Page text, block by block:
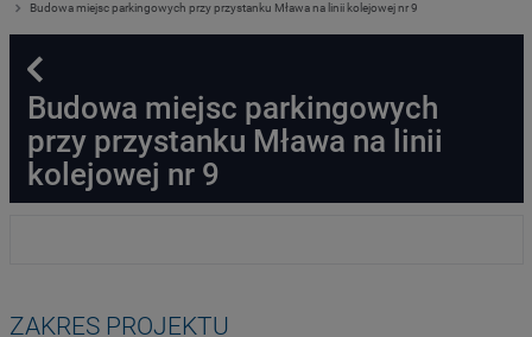
Budowa miejsc parkingowych przy przystanku Mława na linii kolejowej nr 9
Powrót
Budowa miejsc parkingowych
przy przystanku Mława na linii
kolejowej nr 9
ZAKRES PROJEKTU